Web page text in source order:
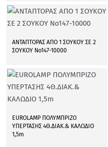
ΑΝΤΑΠΤΟΡΑΣ ΑΠΟ 1 ΣΟΥΚΟΥ ΣΕ 2
ΣΟΥΚΟΥ Νο147-10000
EUROLAMP ΠΟΛΥΜΠΡΙΖΟ
ΥΠΕΡΤΑΣΗΣ 4Θ.ΔΙΑΚ.& ΚΑΛΩΔΙΟ
1,5m